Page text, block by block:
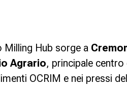
Milling Hub sorge a
Agrario, principale
OCRIM e nei pressi